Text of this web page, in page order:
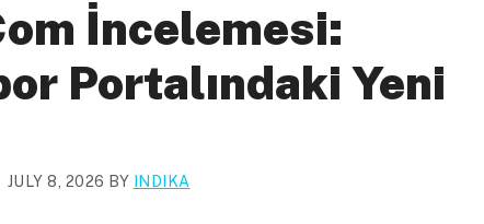
İncelemesi:
Portalındaki Yeni
JULY 8, 2026 BY INDIKA